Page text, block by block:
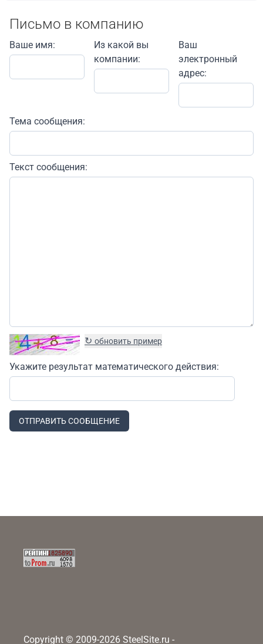
Письмо в компанию
Ваше имя:
Из какой вы
компании:
Ваш
электронный
адрес:
Тема сообщения:
Текст сообщения:
↻ обновить пример
Укажите результат математического действия:
ОТПРАВИТЬ СООБЩЕНИЕ
Copyright © 2009-2026 SteelSite.ru -